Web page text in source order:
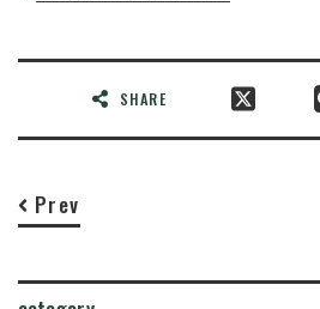
SHARE
Prev